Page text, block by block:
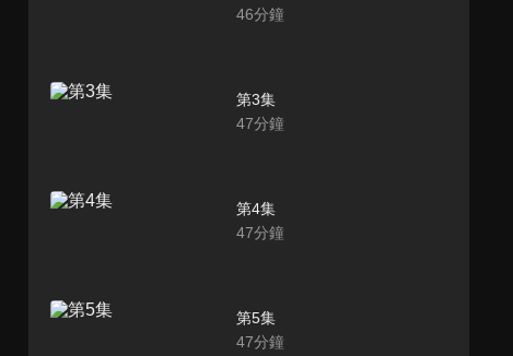
46分鐘
第3集
47分鐘
第4集
47分鐘
第5集
47分鐘